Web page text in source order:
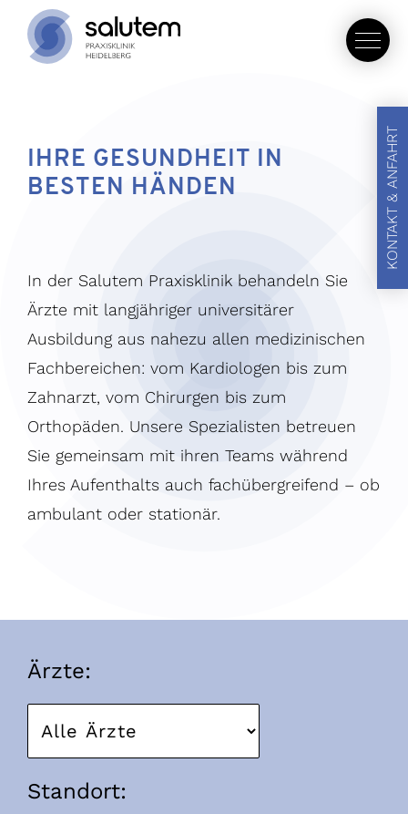
IHRE GESUNDHEIT IN
BESTEN HÄNDEN
In der Salutem Praxisklinik behandeln Sie
Ärzte mit langjähriger universitärer
Ausbildung aus nahezu allen medizinischen
Fachbereichen: vom Kardiologen bis zum
Zahnarzt, vom Chirurgen bis zum
Orthopäden. Unsere Spezialisten betreuen
Sie gemeinsam mit ihren Teams während
Ihres Aufenthalts auch fachübergreifend – ob
ambulant oder stationär.
Ärzte:
Standort:
KONTAKT & ANFAHRT